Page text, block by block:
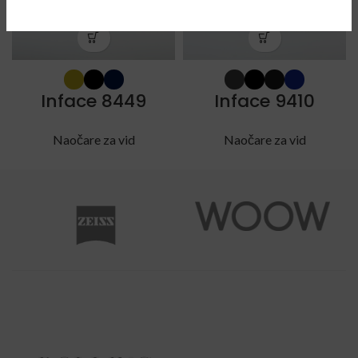
Inface 8449
Naočare za vid
Inface 9410
Naočare za vid